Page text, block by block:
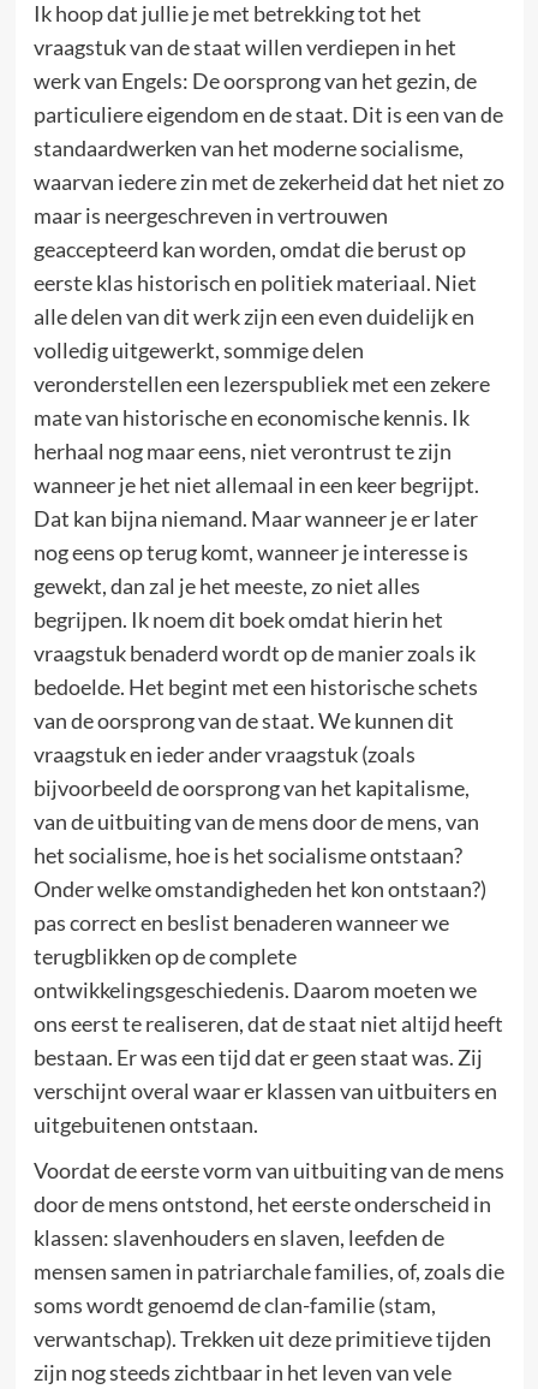
Ik hoop dat jullie je met betrekking tot het
vraagstuk van de staat willen verdiepen in het
werk van Engels: De oorsprong van het gezin, de
particuliere eigendom en de staat. Dit is een van de
standaardwerken van het moderne socialisme,
waarvan iedere zin met de zekerheid dat het niet zo
maar is neergeschreven in vertrouwen
geaccepteerd kan worden, omdat die berust op
eerste klas historisch en politiek materiaal. Niet
alle delen van dit werk zijn een even duidelijk en
volledig uitgewerkt, sommige delen
veronderstellen een lezerspubliek met een zekere
mate van historische en economische kennis. Ik
herhaal nog maar eens, niet verontrust te zijn
wanneer je het niet allemaal in een keer begrijpt.
Dat kan bijna niemand. Maar wanneer je er later
nog eens op terug komt, wanneer je interesse is
gewekt, dan zal je het meeste, zo niet alles
begrijpen. Ik noem dit boek omdat hierin het
vraagstuk benaderd wordt op de manier zoals ik
bedoelde. Het begint met een historische schets
van de oorsprong van de staat. We kunnen dit
vraagstuk en ieder ander vraagstuk (zoals
bijvoorbeeld de oorsprong van het kapitalisme,
van de uitbuiting van de mens door de mens, van
het socialisme, hoe is het socialisme ontstaan?
Onder welke omstandigheden het kon ontstaan?)
pas correct en beslist benaderen wanneer we
terugblikken op de complete
ontwikkelingsgeschiedenis. Daarom moeten we
ons eerst te realiseren, dat de staat niet altijd heeft
bestaan. Er was een tijd dat er geen staat was. Zij
verschijnt overal waar er klassen van uitbuiters en
uitgebuitenen ontstaan.
Voordat de eerste vorm van uitbuiting van de mens
door de mens ontstond, het eerste onderscheid in
klassen: slavenhouders en slaven, leefden de
mensen samen in patriarchale families, of, zoals die
soms wordt genoemd de clan-familie (stam,
verwantschap). Trekken uit deze primitieve tijden
zijn nog steeds zichtbaar in het leven van vele